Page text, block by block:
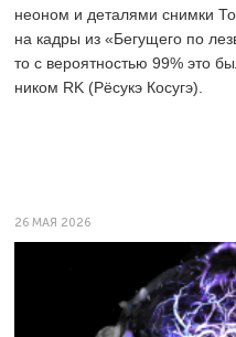
неоном и деталями снимки
на кадры из «Бегущего по
то с вероятностью 99% это
ником RK (Рёсукэ Косугэ).
26 МАЯ 2026